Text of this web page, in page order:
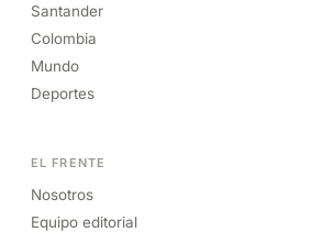
Santander
Colombia
Mundo
Deportes
EL FRENTE
Nosotros
Equipo editorial